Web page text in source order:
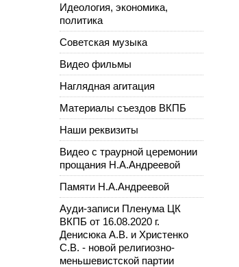
Идеология, экономика,
политика
Советская музыка
Видео фильмы
Наглядная агитация
Материалы съездов ВКПБ
Наши реквизиты
Видео с траурной церемонии
прощания Н.А.Андреевой
Памяти Н.А.Андреевой
Ауди-записи Пленума ЦК
ВКПБ от 16.08.2020 г.
Денисюка А.В. и Христенко
С.В. - новой религиозно-
меньшевистской партии